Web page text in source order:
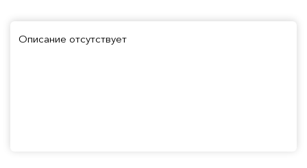
Описание отсутствует